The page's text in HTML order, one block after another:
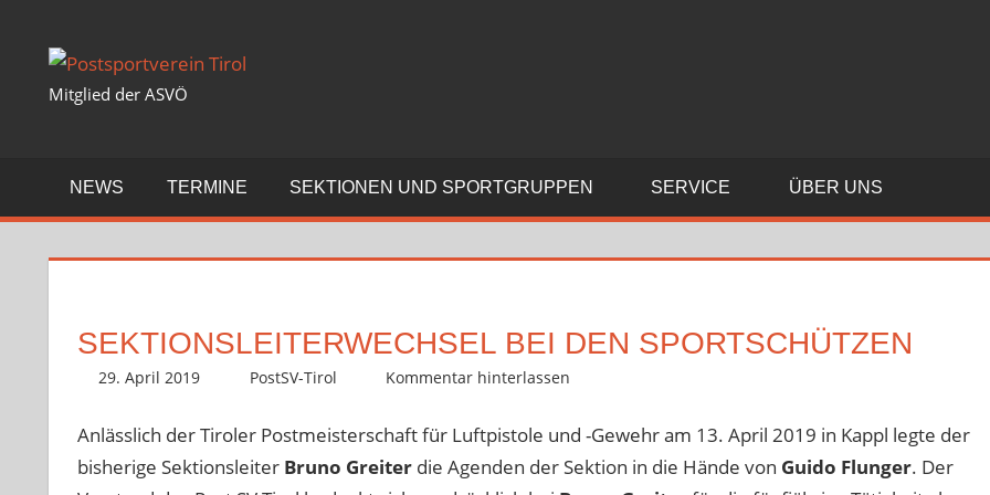
springen
Mitglied der ASVÖ
NEWS TERMINE SEKTIONEN UND SPORTGRUPPEN SERVICE ÜBER UNS
SEKTIONSLEITERWECHSEL BEI DEN SPORTSCHÜTZEN
29. April 2019 PostSV-Tirol Sportschützen,Verein
Kommentar hinterlassen
Anlässlich der Tiroler Postmeisterschaft für Luftpistole und -Gewehr am 13. April 2019 in Kappl legte der
bisherige Sektionsleiter Bruno Greiterdie Agenden der Sektion in die Hände von Guido Flunger. Der